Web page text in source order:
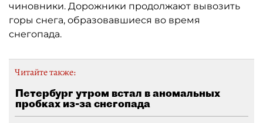
чиновники. Дорожники продолжают вывозить
горы снега, образовавшиеся во время
снегопада.
Читайте также:
Петербург утром встал в аномальных
пробках из-за снегопада